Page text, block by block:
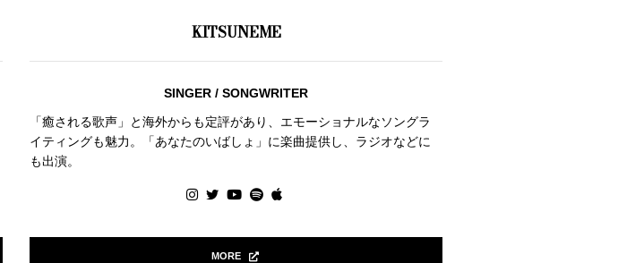
KITSUNEME
SINGER / SONGWRITER
「癒される歌声」と海外からも定評があり、エモーショナルなソングラ
イティングも魅力。「あなたのいばしょ」に楽曲提供し、ラジオなどに
も出演。
MORE